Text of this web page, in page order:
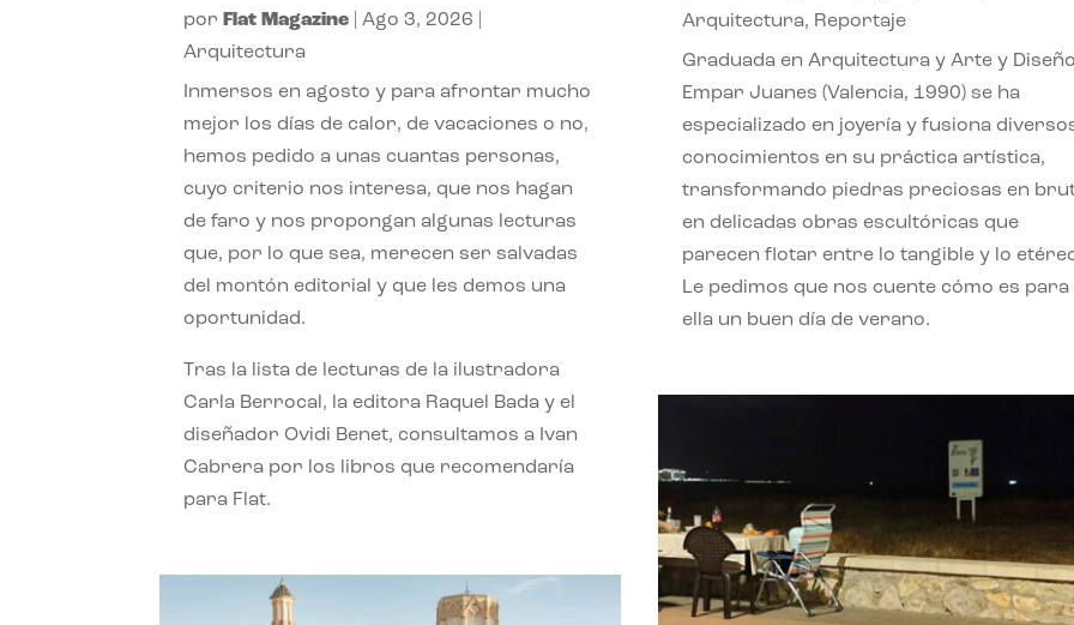
por Flat Magazine |Ago 3, 2026
Arquitectura
Inmersos en agosto y para afrontar mucho
mejor los días de calor, de vacaciones o no,
hemos pedido a unas cuantas personas,
cuyo criterio nos interesa, que nos hagan
de faro y nos propongan algunas lecturas
que, por lo que sea, merecen ser salvadas
del montón editorial y que les demos una
oportunidad.
Tras la lista de lecturas de la ilustradora
Carla Berrocal, la editora Raquel Bada y el
diseñador Ovidi Benet, consultamos a Ivan
Cabrera por los libros que recomendaría
para Flat.
Arquitectura, Reportaje
Graduada en Arquitectura y Arte y
Empar Juanes (Valencia, 1990) se ha
especializado en joyería y fusiona
conocimientos en su práctica artística,
transformando piedras preciosas en
en delicadas obras escultóricas que
parecen flotar entre lo tangible y lo
Le pedimos que nos cuente cómo es para
ella un buen día de verano.